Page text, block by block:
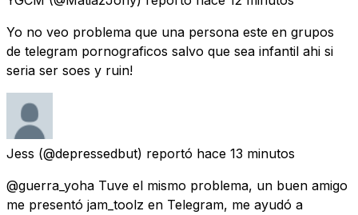
Yo no veo problema que una persona este en grupos
de telegram pornograficos salvo que sea infantil ahi si
seria ser soes y ruin!
Jess (@depressedbut) reportó hace 13 minutos
@guerra_yoha Tuve el mismo problema, un buen amigo
me presentó jam_toolz en Telegram, me ayudó a